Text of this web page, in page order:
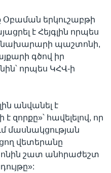
երկուշաբթի
է Հեյգլին որպես
պաշտոնի,
գծով իր
որպես ԿՀՎ-ի
անվանել է
զորքը»՝ հավելելով, որ
մասնակցության
վետերանը
շատ անհրաժեշտ